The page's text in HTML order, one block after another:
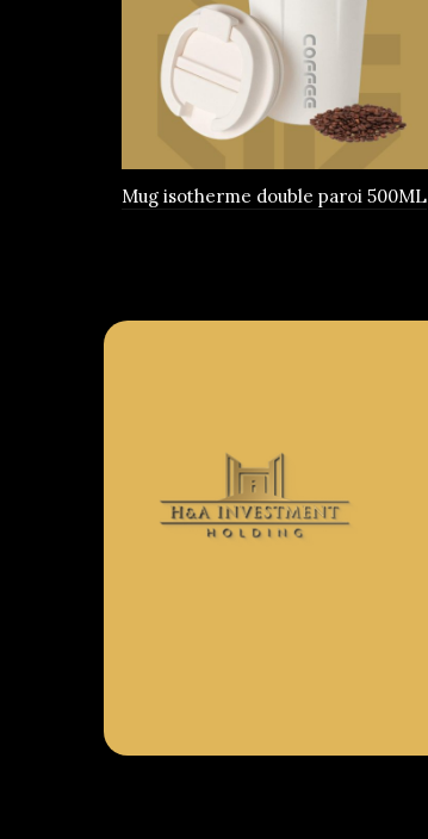
Mug isotherme double paroi 500ML